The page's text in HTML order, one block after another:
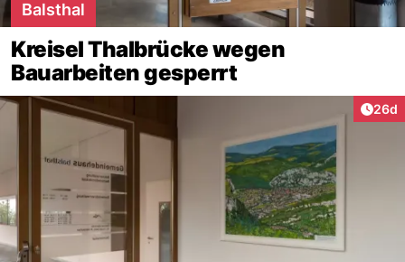
Balsthal
Kreisel Thalbrücke wegen
Bauarbeiten gesperrt
26d